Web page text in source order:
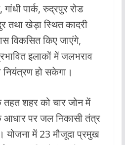
पार्क, रुद्रपुर रोड
तथा खेड़ा स्थित कादरी
विकसित किए जाएंगे,
इलाकों में जलभराव
नियंत्रण हो सकेगा।
शहर को चार जोन में
आधार पर जल निकासी तंत्र
योजना में 23 मौजूदा प्रमुख